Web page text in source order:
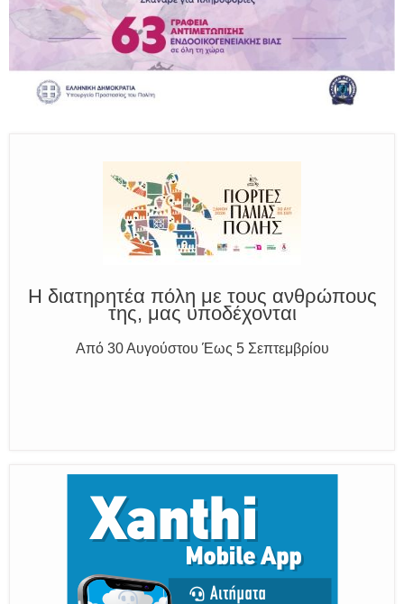
Η διατηρητέα πόλη με τους ανθρώπους
της, μας υποδέχονται
Παραμένουμε Προσεκτικοί
Καλούμε Άμεσα την Πυροσβεστική στο 199 ή στο 112
και δίνουμε σαφείς πληροφορίες